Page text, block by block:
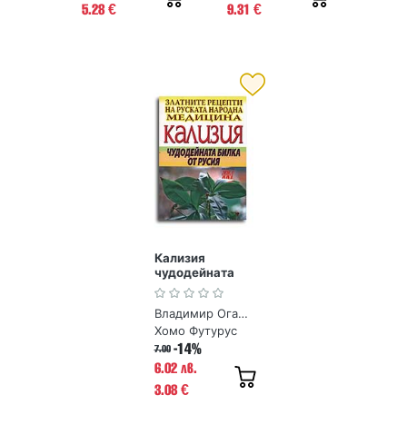
5.28€
9.31 €
Кализия
чудодейната
билка от Русия.
Златните
рецепти на
руската
народна
медицина
Владимир Огарков
Хомо Футурус
7.00 -14%
6.02 лв.
3.08€